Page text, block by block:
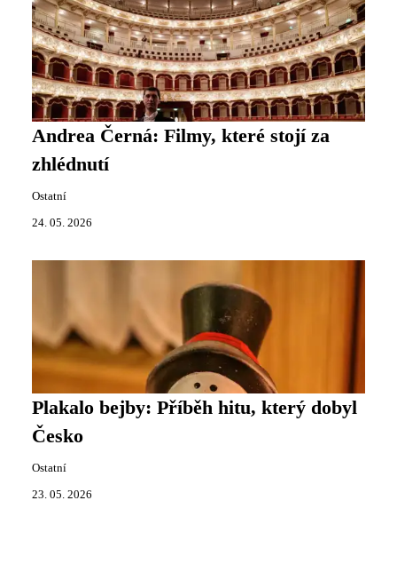
Andrea Černá: Filmy, které stojí za
zhlédnutí
Ostatní
24. 05. 2026
Plakalo bejby: Příběh hitu, který dobyl
Česko
Ostatní
23. 05. 2026